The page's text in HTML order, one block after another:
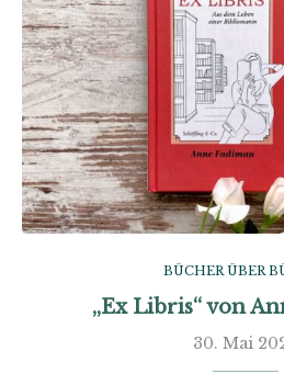
BÜCHER ÜBER
„Ex Libris“ von
30. Mai